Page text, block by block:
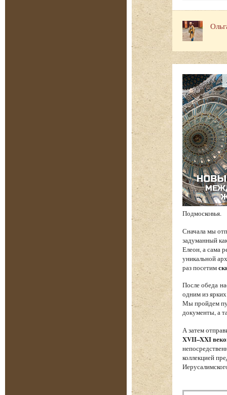
Подмосковья.
Сначала мы
задуманный
Елеон, а сама
уникальной
раз посетим
После обеда
одним из
Мы пройдем
документы, а
А затем
XVII–XXI
коллекцией